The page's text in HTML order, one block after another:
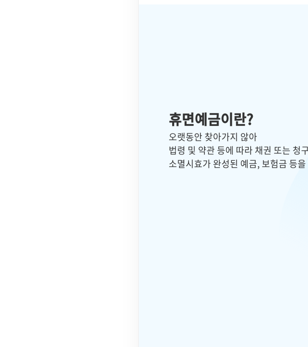
휴면예금이란?
오랫동안 찾아가지 않아
법령 및 약관 등에 따라 채권 또는 청
소멸시효가 완성된 예금, 보험금 등